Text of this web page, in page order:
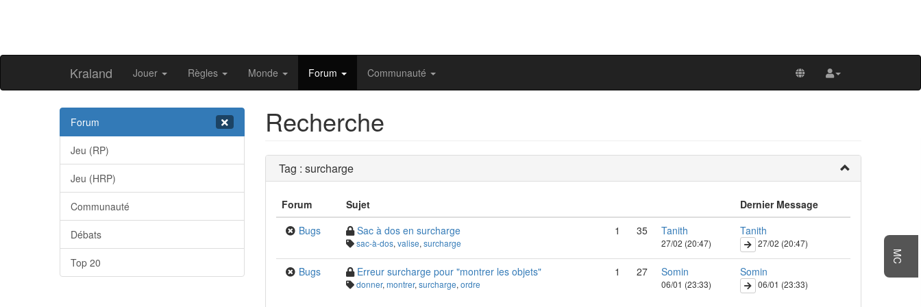
Kraland Jouer Règles Monde Forum Communauté
Forum
Jeu (RP)
Jeu (HRP)
Communauté
Débats
Top 20
Recherche
Tag : surcharge
Forum Sujet
Dernier Message
Bugs
Sac à dos en surcharge
sac-à-dos, valise, surcharge
1 35 Tanith
27/02 (20:47)
Tanith
27/02 (20:47)
Bugs Erreur surcharge pour "montrer les objets"
donner, montrer, surcharge, ordre
1 27 Somin
06/01 (23:33)
Somin
06/01 (23:33)
MC